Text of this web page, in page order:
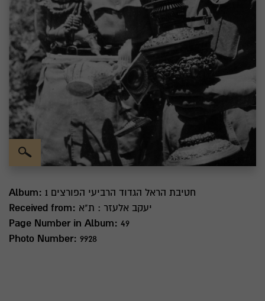
Album:
חטיבת הראל הגדוד הרביעי הפורצים 1
Received from: יעקב אלעזר : ת"א
Page Number in Album: 49
Photo Number: 9928